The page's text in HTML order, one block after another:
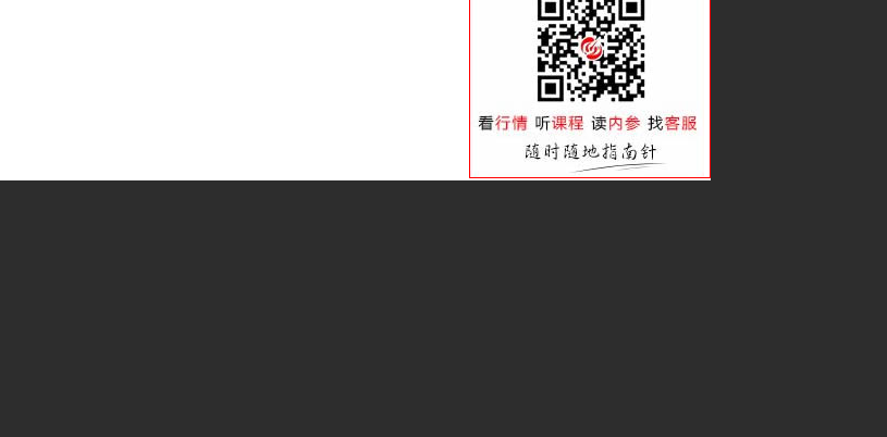
借趋势的力会赚更多